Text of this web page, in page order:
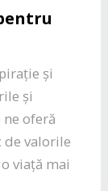
și
și
oferă
de valorile
viață mai